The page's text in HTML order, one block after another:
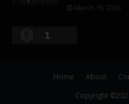
March 16, 2026
1
Home About
Copyright ©